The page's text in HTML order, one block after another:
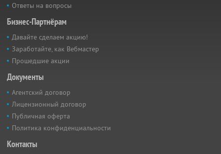
Ответы на вопросы
Бизнес-Партнёрам
Давайте сделаем акцию!
Заработайте, как Вебмастер
Прошедшие акции
Документы
Агентский договор
Лицензионный договор
Публичная оферта
Политика конфиденциальности
Контакты